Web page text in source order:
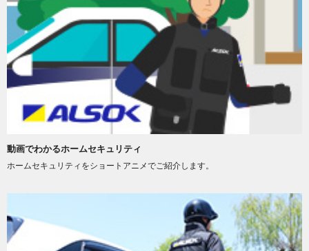
動画でわかるホームセキュリティ
ホームセキュリティをショートアニメでご紹介します。